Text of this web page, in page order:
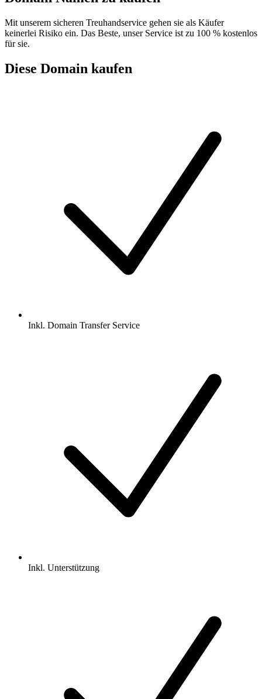
Mit unserem sicheren Treuhandservice gehen sie als Käufer
keinerlei Risiko ein. Das Beste, unser Service ist zu 100 % kostenlos
für sie.
Diese Domain kaufen
Inkl. Domain Transfer Service
Inkl. Unterstützung